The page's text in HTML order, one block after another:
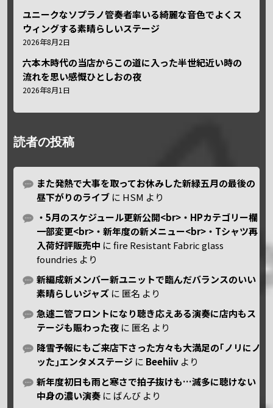
ユニークなソプラノ管奏者率いる綺麗な音色でよくス
ウィングする素晴らしいステージ
2026年8月2日
六本木時代の当店からこの道に入った半世紀近い時の
流れを思い感慨ひとしおの夜
2026年8月1日
読者の投稿
また発熱で大事を取ってお休みした新緑五月の最後の
昼下がりのライブ に HSM より
・5月のスケジュール更新公開<br>・HPカテゴリー欄
一部変更<br>・新年度の新メニュー<br>・Tシャツ再
入荷好評販売中 にfire Resistant Fabric glass
foundries より
新編成新メンバー新ユニットで臨んだバランスのいい
素晴らしいジャズ に 匿名 より
急遽二管フロントになり聴き応えある演奏に店内もス
テージも賑わった夜 に 匿名 より
降雪予報にもご来店下さった方々も大満足の｢ノリにノ
ッた｣エンタメステージ に Beehiiv より
新年度初日も雨と寒さで拍子抜けも…滅多に聴けない
中身の濃い演奏 に ばんび より